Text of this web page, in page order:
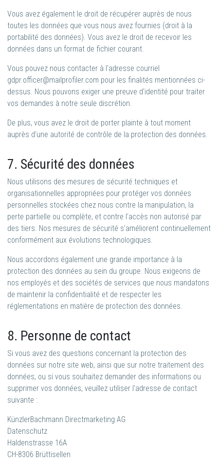
Vous avez également le droit de récupérer auprès de nous
toutes les données que vous nous avez fournies (droit à la
portabilité des données). Vous avez le droit de recevoir les
données dans un format de fichier courant.
Vous pouvez nous contacter à l'adresse courriel
gdpr.officer@mailprofiler.com pour les finalités mentionnées ci-
dessus. Nous pouvons exiger une preuve d'identité pour traiter
vos demandes à notre seule discrétion.
De plus, vous avez le droit de porter plainte à tout moment
auprès d'une autorité de contrôle de la protection des données.
7. Sécurité des données
Nous utilisons des mesures de sécurité techniques et
organisationnelles appropriées pour protéger vos données
personnelles stockées chez nous contre la manipulation, la
perte partielle ou complète, et contre l'accès non autorisé par
des tiers. Nos mesures de sécurité s'améliorent continuellement
conformément aux évolutions technologiques.
Nous accordons également une grande importance à la
protection des données au sein du groupe. Nous exigeons de
nos employés et des sociétés de services que nous mandatons
de maintenir la confidentialité et de respecter les
réglementations en matière de protection des données.
8. Personne de contact
Si vous avez des questions concernant la protection des
données sur notre site web, ainsi que sur notre traitement des
données, ou si vous souhaitez demander des informations ou
supprimer vos données, veuillez utiliser l'adresse de contact
suivante :
KünzlerBachmann Directmarketing AG
Datenschutz
Haldenstrasse 16A
CH-8306 Brüttisellen